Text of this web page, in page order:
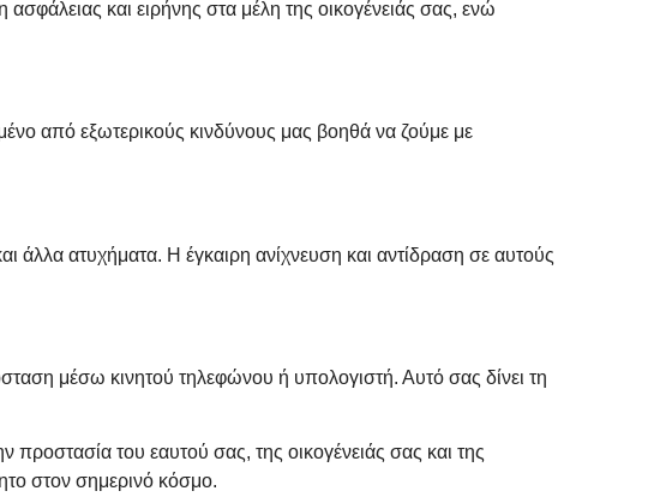
και ειρήνης στα μέλη της οικογένειάς σας, ενώ
από εξωτερικούς κινδύνους μας βοηθά να ζούμε με
ατυχήματα. Η έγκαιρη ανίχνευση και αντίδραση σε αυτούς
μέσω κινητού τηλεφώνου ή υπολογιστή. Αυτό σας δίνει τη
προστασία του εαυτού σας, της οικογένειάς σας και της
στον σημερινό κόσμο.